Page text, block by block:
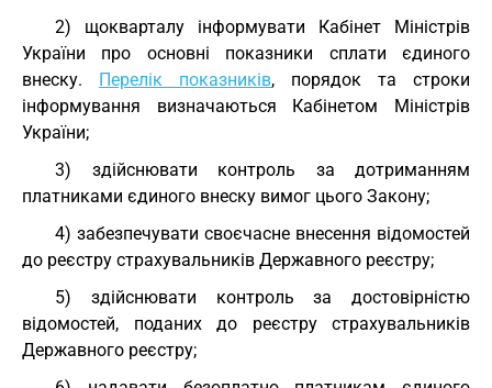
2) щокварталу інформувати Кабінет Міністрів
України про основні показники сплати єдиного
внеску. Перелік показників, порядок та строки
інформування визначаються Кабінетом Міністрів
України;
3) здійснювати контроль за дотриманням
платниками єдиного внеску вимог цього Закону;
4) забезпечувати своєчасне внесення відомостей
до реєстру страхувальників Державного реєстру;
5) здійснювати контроль за достовірністю
відомостей, поданих до реєстру страхувальників
Державного реєстру;